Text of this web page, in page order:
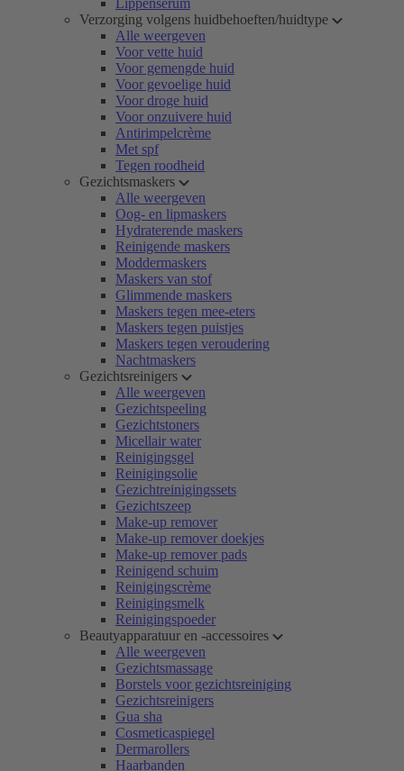
Lippenserum
Verzorging volgens huidbehoeften/huidtype
Alle weergeven
Voor vette huid
Voor gemengde huid
Voor gevoelige huid
Voor droge huid
Voor onzuivere huid
Antirimpelcrème
Met spf
Tegen roodheid
Gezichtsmaskers
Alle weergeven
Oog- en lipmaskers
Hydraterende maskers
Reinigende maskers
Moddermaskers
Maskers van stof
Glimmende maskers
Maskers tegen mee-eters
Maskers tegen puistjes
Maskers tegen veroudering
Nachtmaskers
Gezichtsreinigers
Alle weergeven
Gezichtspeeling
Gezichtstoners
Micellair water
Reinigingsgel
Reinigingsolie
Gezichtreinigingssets
Gezichtszeep
Make-up remover
Make-up remover doekjes
Make-up remover pads
Reinigend schuim
Reinigingscrème
Reinigingsmelk
Reinigingspoeder
Beautyapparatuur en -accessoires
Alle weergeven
Gezichtsmassage
Borstels voor gezichtsreiniging
Gezichtsreinigers
Gua sha
Cosmeticaspiegel
Dermarollers
Haarbanden